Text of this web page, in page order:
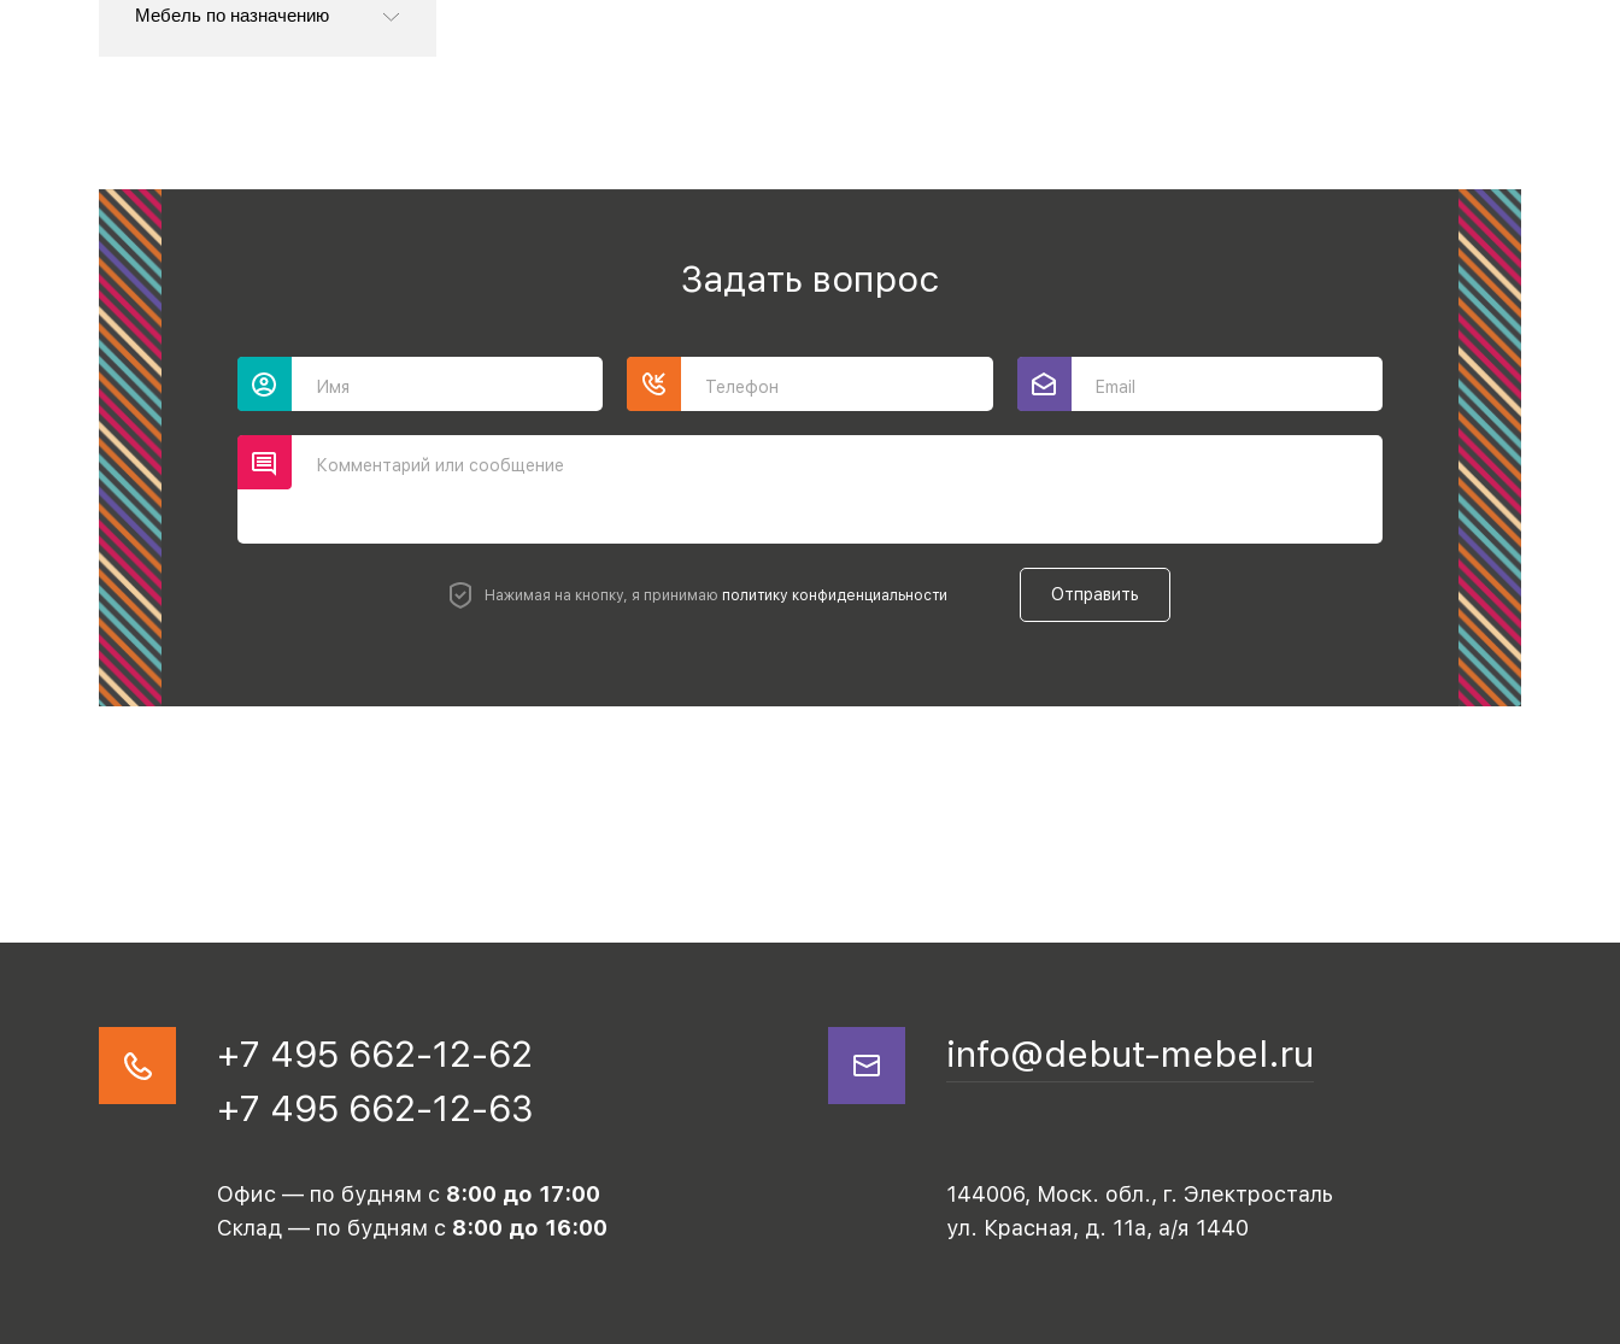
Мебель по назначению
Задать вопрос
Имя Телефон Email
Комментарий или сообщение
Нажимая на кнопку, я принимаю политику конфиденциальности Отправить
+7 495 662-12-62
+7 495 662-12-63
info@debut-mebel.ru
Офис — по будням с 8:00 до 17:00
Склад — по будням с 8:00 до 16:00
144006, Моск. обл., г. Электросталь
ул. Красная, д. 11а, а/я 1440